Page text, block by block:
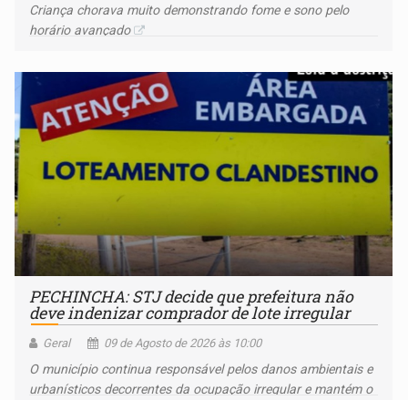
Criança chorava muito demonstrando fome e sono pelo
horário avançado
PECHINCHA: STJ decide que prefeitura não
deve indenizar comprador de lote irregular
Geral 09 de Agosto de 2026 às 10:00
O município continua responsável pelos danos ambientais e
urbanísticos decorrentes da ocupação irregular e mantém o